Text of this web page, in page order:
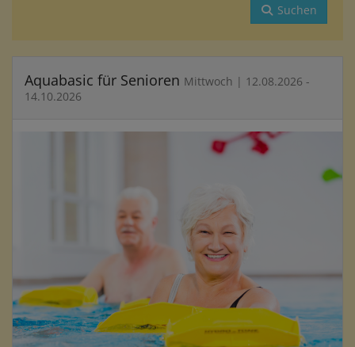
Suchen
Aquabasic für Senioren Mittwoch | 12.08.2026 -
14.10.2026